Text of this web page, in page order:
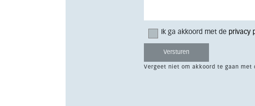
Ik ga akkoord met de privacy
Vergeet niet om akkoord te gaan met